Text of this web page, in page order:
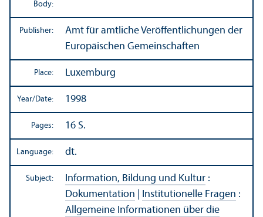
Body:
Publisher:
Amt für amtliche Veröffentlichungen der
Europäischen Gemeinschaften
Place: Luxemburg
Year/Date: 1998
Pages: 16 S.
Language: dt.
Subject: Information, Bildung und Kultur :
Dokumentation
Institutionelle Fragen :
Allgemeine Informationen über die